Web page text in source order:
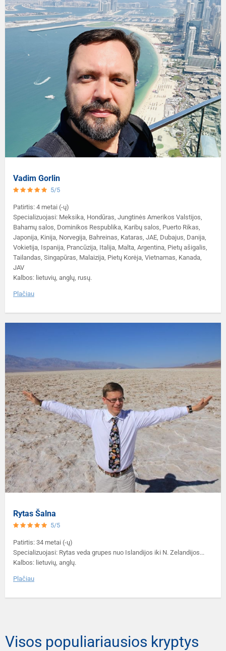
Vadim Gorlin
5/5
Patirtis: 4 metai (-ų)
Specializuojasi: Meksika, Hondūras, Jungtinės Amerikos Valstijos,
Bahamų salos, Dominikos Respublika, Karibų salos, Puerto Rikas,
Japonija, Kinija, Norvegija, Bahreinas, Kataras, JAE, Dubajus, Danija,
Vokietija, Ispanija, Prancūzija, Italija, Malta, Argentina, Pietų ašigalis,
Tailandas, Singapūras, Malaizija, Pietų Korėja, Vietnamas, Kanada,
JAV
Kalbos: lietuvių, anglų, rusų.
Plačiau
Rytas Šalna
5/5
Patirtis: 34 metai (-ų)
Specializuojasi: Rytas veda grupes nuo Islandijos iki N. Zelandijos...
Kalbos: lietuvių, anglų.
Plačiau
Visos populiariausios kryptys